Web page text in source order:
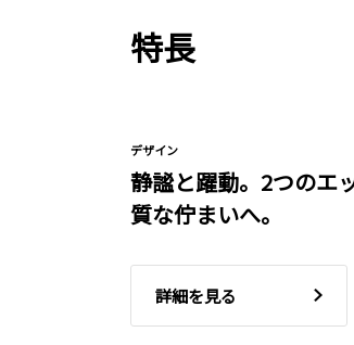
特長
デザイン
静謐と躍動。2つのエ
質な佇まいへ。
詳細を見る